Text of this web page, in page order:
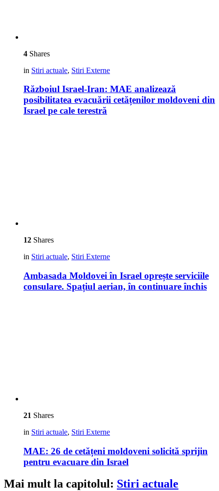
4 Shares
in Stiri actuale, Stiri Externe
Războiul Israel-Iran: MAE analizează
posibilitatea evacuării cetățenilor moldoveni din
Israel pe cale terestră
12 Shares
in Stiri actuale, Stiri Externe
Ambasada Moldovei în Israel oprește serviciile
consulare. Spațiul aerian, în continuare închis
21 Shares
in Stiri actuale, Stiri Externe
MAE: 26 de cetățeni moldoveni solicită sprijin
pentru evacuare din Israel
Mai mult la capitolul: Stiri actuale